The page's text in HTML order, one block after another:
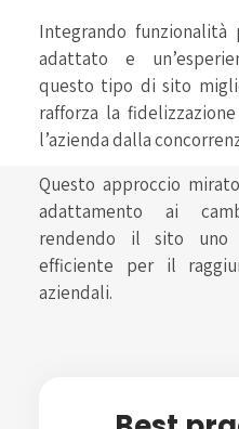
Integrando funzionalità
adattato e
questo tipo di sito
rafforza la
l’azienda dalla
Questo approccio
adattamento ai
rendendo il sito uno
efficiente per il
aziendali.